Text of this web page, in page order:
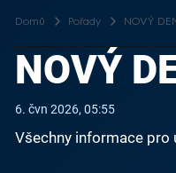
Domů Pořady NOVÝ
NOVÝ
6. čvn 2026, 05:55
Všechny informace pro